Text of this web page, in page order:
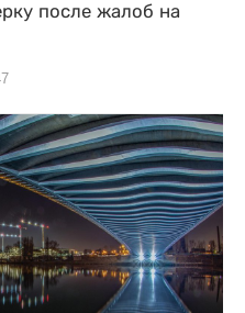
после жалоб на